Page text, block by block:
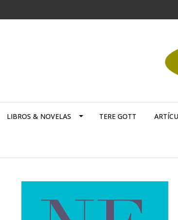
LIBROS & NOVELAS TERE GOTT